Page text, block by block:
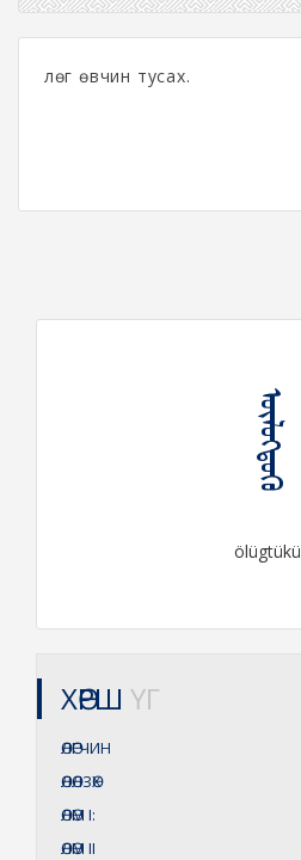
Өлөг өвчин тусах.
ᠥᠯᠦᠭᠲᠦᠬᠦ
ölügtükü
ХӨРШ ҮГ
ӨЛӨГЧИН
ӨЛӨЛЗӨХ
ӨЛӨМ I:
ӨЛӨМ II